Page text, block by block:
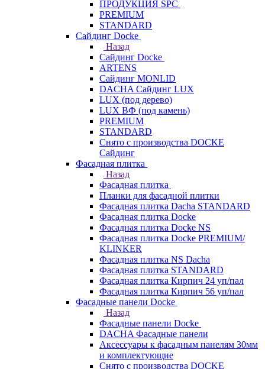
ПРОДУКЦИЯ SPC
PREMIUM
STANDARD
Сайдинг Docke
Назад
Сайдинг Docke
ARTENS
Cайдинг MONLID
DACHA Сайдинг LUX
LUX (под дерево)
LUX ВФ (под камень)
PREMIUM
STANDARD
Снято с производства DOCKE
Сайдинг
Фасадная плитка
Назад
Фасадная плитка
Планки для фасадной плитки
Фасадная плитка Dacha STANDARD
Фасадная плитка Docke
Фасадная плитка Docke NS
Фасадная плитка Docke PREMIUM/
KLINKER
Фасадная плитка NS Dacha
Фасадная плитка STANDARD
Фасадная плитка Кирпич 24 уп/пал
Фасадная плитка Кирпич 56 уп/пал
Фасадные панели Docke
Назад
Фасадные панели Docke
DACHA Фасадные панели
Аксессуары к фасадным панелям 30мм
и комплектующие
Снято с производства DOCKE